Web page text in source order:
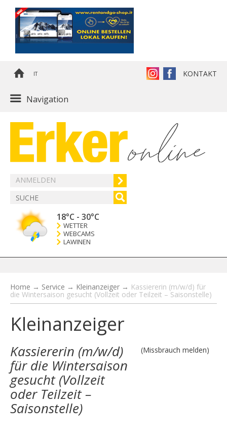
IT KONTAKT
Navigation
ANMELDEN
18°C - 30°C
WETTER
WEBCAMS
LAWINEN
Home → Service → Kleinanzeiger → Kassiererin (m/w/d) für
die Wintersaison gesucht (Vollzeit oder Teilzeit – Saisonstelle)
Kleinanzeiger
Kassiererin (m/w/d)
für die Wintersaison
gesucht (Vollzeit
oder Teilzeit –
Saisonstelle)
(Missbrauch melden)